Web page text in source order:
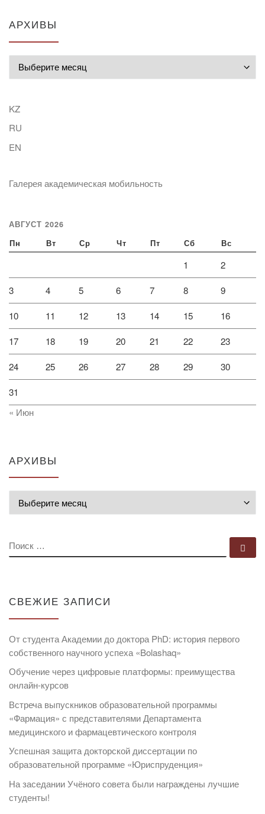
АРХИВЫ
KZ
RU
EN
Галерея академическая мобильность
АВГУСТ 2026
Пн Вт Ср Чт Пт Сб Вс
1 2
3 4 5 6 7 8 9
10 11 12 13 14 15 16
17 18 19 20 21 22 23
24 25 26 27 28 29 30
31
« Июн
АРХИВЫ
ПОИСК
СВЕЖИЕ ЗАПИСИ
От студента Академии до доктора PhD: история первого
собственного научного успеха «Bolashaq»
Обучение через цифровые платформы: преимущества
онлайн-курсов
Встреча выпускников образовательной программы
«Фармация» с представителями Департамента
медицинского и фармацевтического контроля
Успешная защита докторской диссертации по
образовательной программе «Юриспруденция»
На заседании Учёного совета были награждены лучшие
студенты!